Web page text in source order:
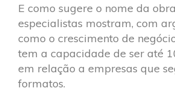
E como sugere o nome da
especialistas mostram, com
como o crescimento de
tem a capacidade de ser até
em relação a empresas que
formatos.